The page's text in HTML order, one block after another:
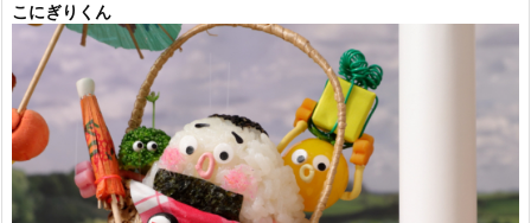
こにぎりくん